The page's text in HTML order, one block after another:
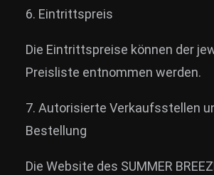
6. Eintrittspreis
Die Eintrittspreise können der
Preisliste entnommen werden.
7. Autorisierte Verkaufsstellen
Bestellung
Die Website des SUMMER